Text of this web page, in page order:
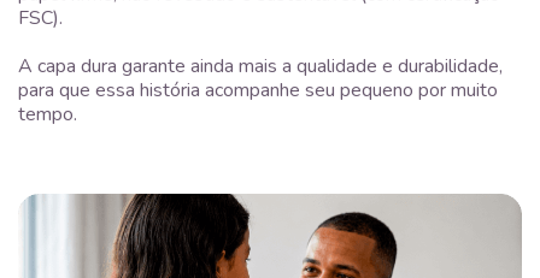
FSC).
A capa dura garante ainda mais a qualidade e durabilidade,
para que essa história acompanhe seu pequeno por muito
tempo.